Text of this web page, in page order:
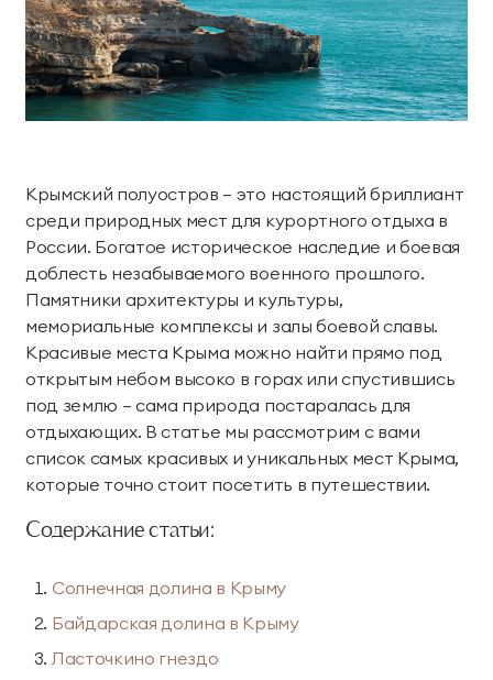
Крымский полуостров – это настоящий бриллиант
среди природных мест для курортного отдыха в
России. Богатое историческое наследие и боевая
доблесть незабываемого военного прошлого.
Памятники архитектуры и культуры,
мемориальные комплексы и залы боевой славы.
Красивые места Крыма можно найти прямо под
открытым небом высоко в горах или спустившись
под землю – сама природа постаралась для
отдыхающих. В статье мы рассмотрим с вами
список самых красивых и уникальных мест Крыма,
которые точно стоит посетить в путешествии.
Содержание статьи:
Солнечная долина в Крыму
Байдарская долина в Крыму
Ласточкино гнездо
Teppanyaki Лобби Бар
Аква бар Органик бар
Пляжный бар Chillout Чайный дом
Космо Кофейня «1804»
Лаунж-бар «Макао»
Фонотека Черное море
Пиратская бухта «Тики» Бар Макао
Тематические парки
Парк приключений
Для детей
Развлекательный
Номера
Делюкс Коннект Делюкс
Семейный люкс Королевский люкс
Супериор Люкс Пентхаус
Апартаменты
СПА-апартаменты
Апартаменты «Имение
Виллы
Семейные виллы Президентские виллы
Императорские виллы
Винные виллы
Семейные винные
комплексной
диагностики
организма
Эксклюзивные
Экспресс-программы
Специальные
предложения
оздоровления
Лояльность
Семейный отдых
День мечты
Яхт-клуб
Курорт
О курорте Карта курорта
Карьера Партнерам
Закупки Частые вопросы
Журнал Мрия
Проведение мероприятий
Проведение дня
рождения
Проведение
фотосессий
Реновация курорта
Устойчивое развитие
Контакты